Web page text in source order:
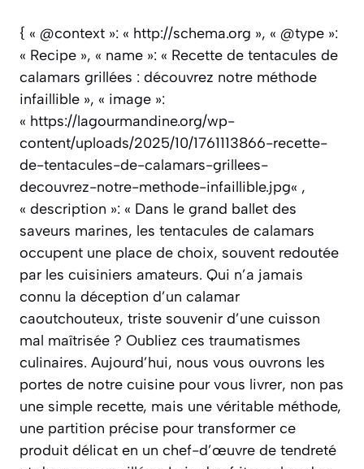
{ « @context »: « http://schema.org », « @type »:
« Recipe », « name »: « Recette de tentacules de
calamars grillées : découvrez notre méthode
infaillible », « image »:
« https://lagourmandine.org/wp-
content/uploads/2025/10/1761113866-recette-
de-tentacules-de-calamars-grillees-
decouvrez-notre-methode-infaillible.jpg« ,
« description »: « Dans le grand ballet des
saveurs marines, les tentacules de calamars
occupent une place de choix, souvent redoutée
par les cuisiniers amateurs. Qui n’a jamais
connu la déception d’un calamar
caoutchouteux, triste souvenir d’une cuisson
mal maîtrisée ? Oubliez ces traumatismes
culinaires. Aujourd’hui, nous vous ouvrons les
portes de notre cuisine pour vous livrer, non pas
une simple recette, mais une véritable méthode,
une partition précise pour transformer ce
produit délicat en un chef-d’œuvre de tendreté